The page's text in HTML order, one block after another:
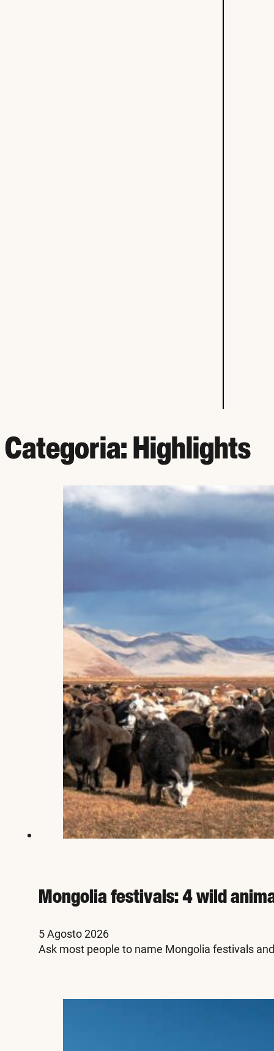
Categoria:Highlights
Mongolia festivals: 4 wild
5 Agosto 2026
Ask most people to name Mongolia festivals